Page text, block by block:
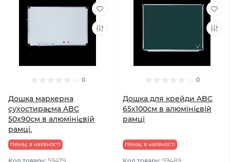
0
Дошка маркерна
сухостираєма ABC
50х90см в алюмінієвій
рамці.
Немає в наявності
0
Дошка для крейди ABC
65х100см в алюмінієвій
рамці
Немає в наявності